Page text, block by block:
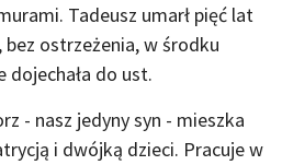
Tadeusz umarł pięć lat
bez ostrzeżenia, w środku
dojechała do ust.
- nasz jedyny syn - mieszka
i dwójką dzieci. Pracuje w